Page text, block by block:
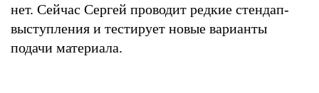
нет. Сейчас Сергей проводит редкие стендап-
выступления и тестирует новые варианты
подачи материала.